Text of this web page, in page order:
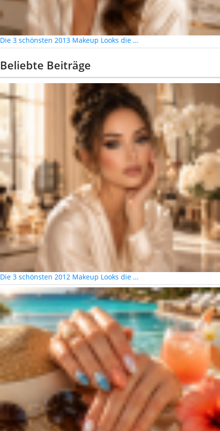
Die 3 schönsten 2013 Makeup Looks die …
Beliebte Beiträge
Die 3 schönsten 2012 Makeup Looks die …